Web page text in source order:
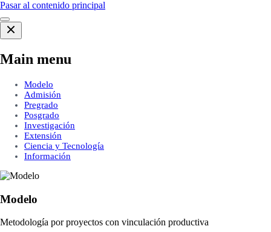
Pasar al contenido principal
Main menu
Modelo
Admisión
Pregrado
Posgrado
Investigación
Extensión
Ciencia y Tecnología
Información
Modelo
Metodología por proyectos con vinculación productiva